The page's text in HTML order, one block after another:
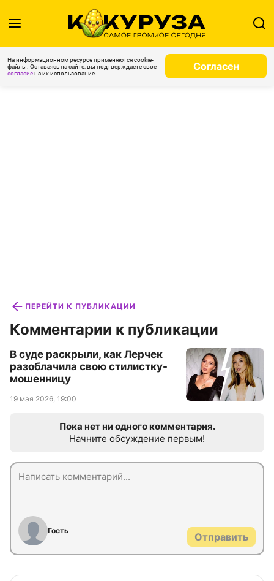
На информационном ресурсе применяются cookie-
файлы. Оставаясь на сайте, вы подтверждаете свое
согласиена их использование.
Согласен
ПЕРЕЙТИ К ПУБЛИКАЦИИ
Комментарии к публикации
В суде раскрыли, как Лерчек
разоблачила свою стилистку-
мошенницу
19 мая 2026, 19:00
Пока нет ни одного комментария.
Начните обсуждение первым!
Гость
Отправить